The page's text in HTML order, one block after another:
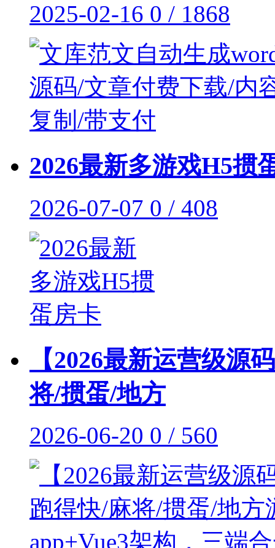
2025-02-16 0 / 1868
2026最新多游戏H5掼
2026-07-07 0 / 408
【2026最新运营级源
将/掼蛋/地方
2026-06-20 0 / 560